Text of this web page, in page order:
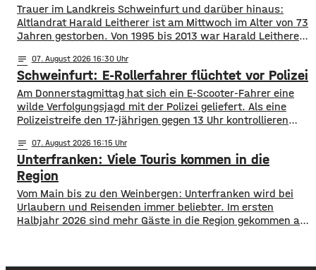
Trauer im Landkreis Schweinfurt und darüber hinaus:
Altlandrat Harald Leitherer ist am Mittwoch im Alter von 73
Jahren gestorben. Von 1995 bis 2013 war Harald Leitherer
wurde das Kreisstraßennetz ausgebaut, aber auch ein
flächendeckendes Radwegenetz mit einer Länge von über
1.000 Kilometern geschaffen. Außerdem führte der
notes 07. August 2026 16:30
Schweinfurt: E-Rollerfahrer flüchtet vor Polizei
Am Donnerstagmittag hat sich ein E-Scooter-Fahrer eine
wilde Verfolgungsjagd mit der Polizei geliefert. Als eine
Polizeistreife den 17-jährigen gegen 13 Uhr kontrollieren
Geschwindigkeit fuhr er in Richtung B286. Als in die Polizei
stoppen wollte rammte er den Streifenwagen, stürzte und
setzte anschließend seine Flucht fort, wobei er einen
notes 07. August 2026 16:15
Unterfranken: Viele Touris kommen in die
Region
Vom Main bis zu den Weinbergen: Unterfranken wird bei
Urlaubern und Reisenden immer beliebter. Im ersten
Halbjahr 2026 sind mehr Gäste in die Region gekommen als